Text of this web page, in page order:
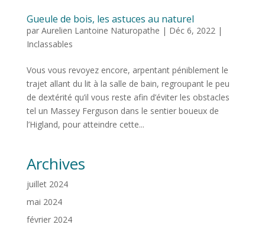
Gueule de bois, les astuces au naturel
par Aurelien Lantoine Naturopathe | Déc 6, 2022 |
Inclassables
Vous vous revoyez encore, arpentant péniblement le
trajet allant du lit à la salle de bain, regroupant le peu
de dextérité qu’il vous reste afin d’éviter les obstacles
tel un Massey Ferguson dans le sentier boueux de
l’Higland, pour atteindre cette...
Archives
juillet 2024
mai 2024
février 2024